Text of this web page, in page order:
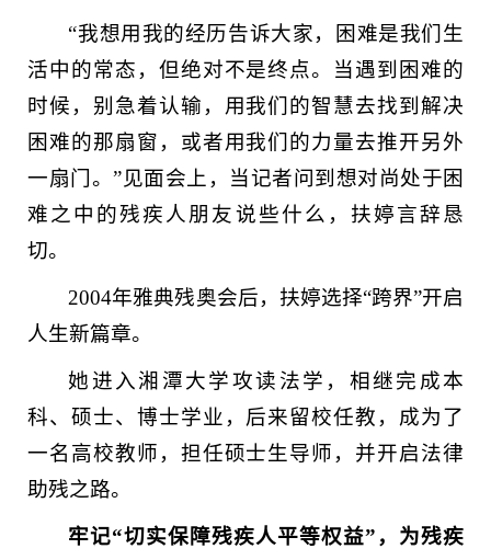
“我想用我的经历告诉大家，困难是我们生
活中的常态，但绝对不是终点。当遇到困难的
时候，别急着认输，用我们的智慧去找到解决
困难的那扇窗，或者用我们的力量去推开另外
一扇门。”见面会上，当记者问到想对尚处于困
难之中的残疾人朋友说些什么，扶婷言辞恳
切。
2004年雅典残奥会后，扶婷选择“跨界”开启
人生新篇章。
她进入湘潭大学攻读法学，相继完成本
科、硕士、博士学业，后来留校任教，成为了
一名高校教师，担任硕士生导师，并开启法律
助残之路。
牢记“切实保障残疾人平等权益”，为残疾